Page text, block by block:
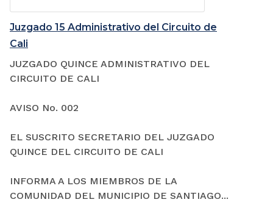
Juzgado 15 Administrativo del Circuito de
Cali
JUZGADO QUINCE ADMINISTRATIVO DEL
CIRCUITO DE CALI
AVISO No. 002
EL SUSCRITO SECRETARIO DEL JUZGADO
QUINCE DEL CIRCUITO DE CALI
INFORMA A LOS MIEMBROS DE LA
COMUNIDAD DEL MUNICIPIO DE SANTIAGO...